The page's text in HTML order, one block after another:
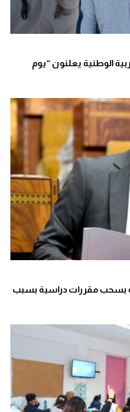
الوطنية يعلنون “يوم
بسحب مقررات دراسية بسبب